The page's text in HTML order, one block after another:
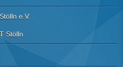
e.V.
Stölln